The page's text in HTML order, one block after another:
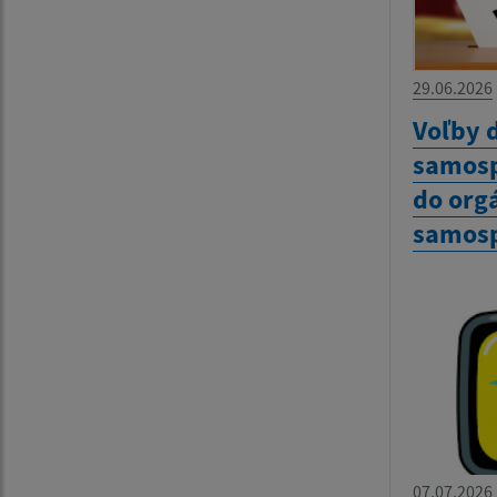
29.06.2026
Voľby
do
07.07.2026